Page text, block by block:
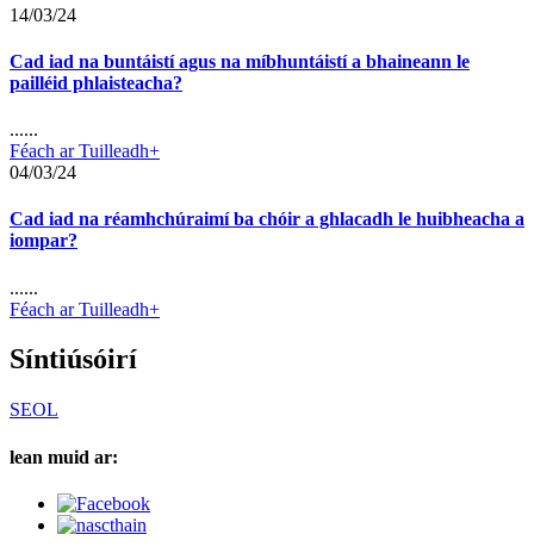
14/03/24
Cad iad na buntáistí agus na míbhuntáistí a bhaineann le
pailléid phlaisteacha?
......
Féach ar Tuilleadh+
04/03/24
Cad iad na réamhchúraimí ba chóir a ghlacadh le huibheacha a
iompar?
......
Féach ar Tuilleadh+
Síntiúsóirí
SEOL
lean muid ar: